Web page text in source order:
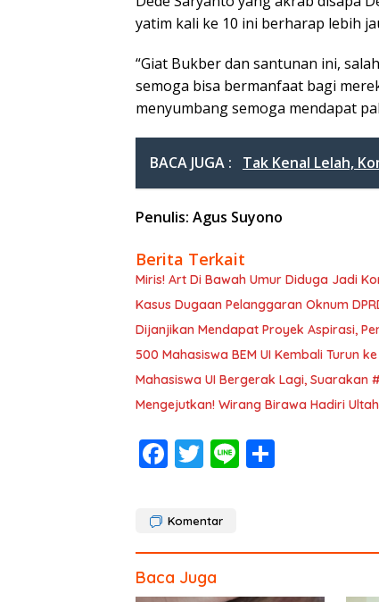
yatim kali ke 10 ini berharap lebih
“Giat Bukber dan santunan ini,
semoga bisa bermanfaat bagi
menyumbang semoga mendapat
BACA JUGA : Tak Kenal Lelah,
Penulis: Agus Suyono
Berita Terkait
Miris! Art Di Bawah Umur Diduga Jadi
Kasus Dugaan Pelanggaran Oknum
Dijanjikan Mendapat Proyek Aspirasi,
500 Mahasiswa BEM UI Kembali Turun
Mahasiswa UI Bergerak Lagi, Suarakan
Mengejutkan! Wirang Birawa Hadiri
F
e
o
T
itt
Li
Komentar
Baca Juga